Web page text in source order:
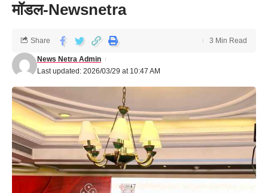
मॉडल-Newsnetra
Last updated: 2026/03/29 at 10:47 AM
News Netra Admin
Share 3 Min Read